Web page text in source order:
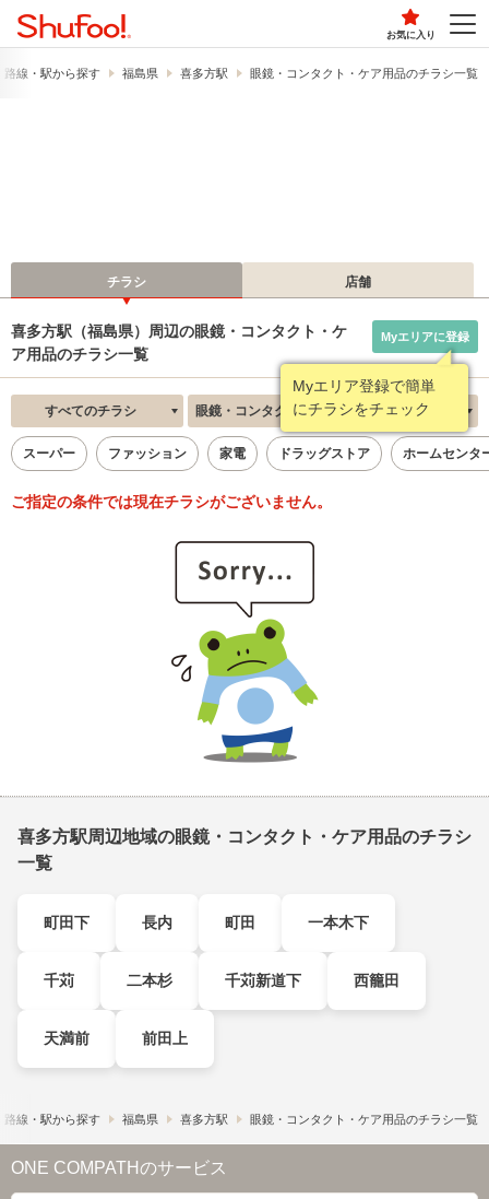
お気に入り
路線・駅から探す 福島県 喜多方駅 眼鏡・コンタクト・ケア用品のチラシ一覧
チラシ 店舗
喜多方駅（福島県）周辺の眼鏡・コンタクト・ケ
ア用品のチラシ一覧
Myエリア登録で簡単
にチラシをチェック
Myエリアに登録
すべてのチラシ 眼鏡・コンタクト・ケア用品 新着順
スーパー ファッション 家電 ドラッグストア ホームセンタ
ご指定の条件では現在チラシがございません。
喜多方駅周辺地域の眼鏡・コンタクト・ケア用品のチラシ
一覧
町田下 長内 町田 一本木下
千苅 二本杉 千苅新道下 西籠田
天満前 前田上
路線・駅から探す 福島県 喜多方駅 眼鏡・コンタクト・ケア用品のチラシ一覧
ONE COMPATHのサービス